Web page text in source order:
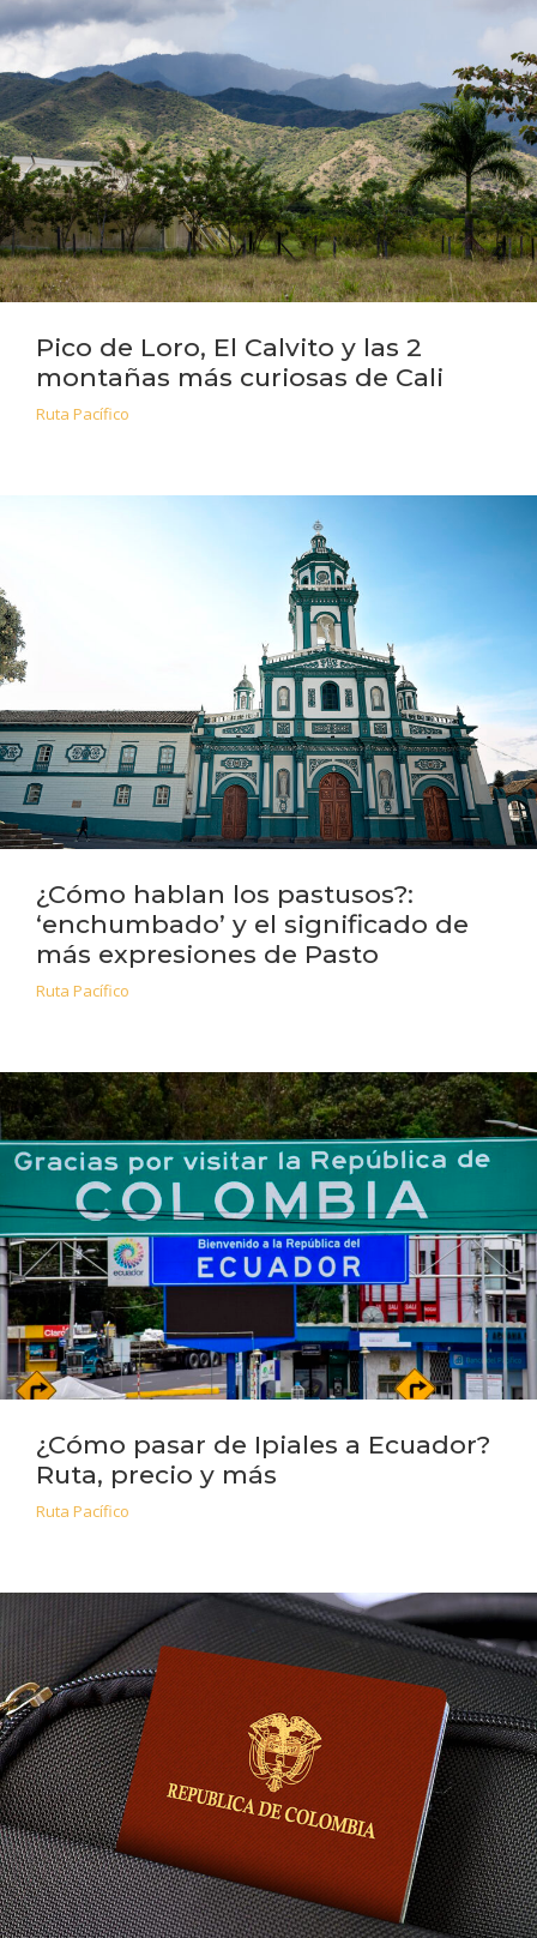
Pico de Loro, El Calvito y las 2
montañas más curiosas de Cali
Ruta Pacífico
¿Cómo hablan los pastusos?:
‘enchumbado’ y el significado de
más expresiones de Pasto
Ruta Pacífico
¿Cómo pasar de Ipiales a Ecuador?
Ruta, precio y más
Ruta Pacífico